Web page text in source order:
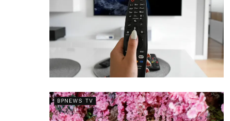
BPNEWS TV